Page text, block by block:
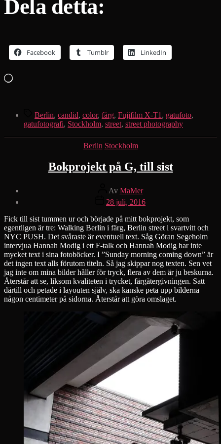
Dela detta:
Facebook Tumblr LinkedIn
Laddar
Etiketter
Berlin, candid, color, färg, Fujifilm X-T1 , gatufoto,
gatufotografi, Stockholm, street, street photography
Kategorier
Berlin Stockholm
Bokprojekt på G, till sist
Inläggsförfattare
Av MaMer
Inläggsdatum
28 juli, 2016
Fick till sist tummen ur och började på mitt bokprojekt, som
egentligen är tre: Walking Berlin i färg, Berlin street i svartvitt och
NYC PUSH. Det svåraste är eventuell text. Såg Göran Segeholm
intervjua Hannah Modig i ett F-talk och Hannah Modig har inte
mycket text i sina fotoböcker. I ”Sunday morning coming down” är
det ingen text alls förutom titeln. Så jag skippar nog texten. Sen vet
jag inte om mina bilder håller för tryck, flera av dem är ju beskurna.
Återstår att se, liksom kvaliteten i trycket, färgåtergivningen. Satt
därtill och petade i layouten själv, ska kanske peta upp bilderna
någon centimeter på sidorna. Återstår att göra omslaget.